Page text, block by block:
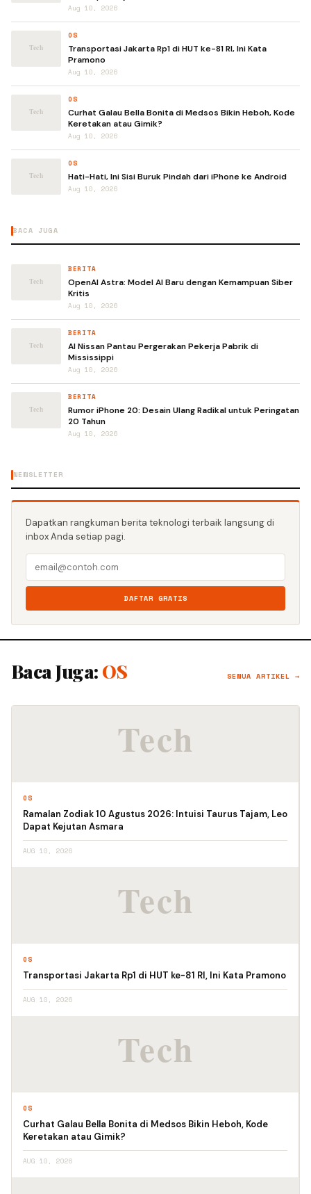
Aug 10, 2026
OS
Transportasi Jakarta Rp1 di HUT ke-81 RI, Ini Kata
Pramono
Aug 10, 2026
OS
Curhat Galau Bella Bonita di Medsos Bikin Heboh, Kode
Keretakan atau Gimik?
Aug 10, 2026
OS
Hati-Hati, Ini Sisi Buruk Pindah dari iPhone ke Android
Aug 10, 2026
BACA JUGA
BERITA
OpenAI Astra: Model AI Baru dengan Kemampuan Siber
Kritis
Aug 10, 2026
BERITA
AI Nissan Pantau Pergerakan Pekerja Pabrik di
Mississippi
Aug 10, 2026
BERITA
Rumor iPhone 20: Desain Ulang Radikal untuk Peringatan
20 Tahun
Aug 10, 2026
NEWSLETTER
Dapatkan rangkuman berita teknologi terbaik langsung di
inbox Anda setiap pagi.
DAFTAR GRATIS
Baca Juga: OS SEMUA ARTIKEL →
OS
Ramalan Zodiak 10 Agustus 2026: Intuisi Taurus Tajam, Leo
Dapat Kejutan Asmara
AUG 10, 2026
OS
Transportasi Jakarta Rp1 di HUT ke-81 RI, Ini Kata Pramono
AUG 10, 2026
OS
Curhat Galau Bella Bonita di Medsos Bikin Heboh, Kode
Keretakan atau Gimik?
AUG 10, 2026